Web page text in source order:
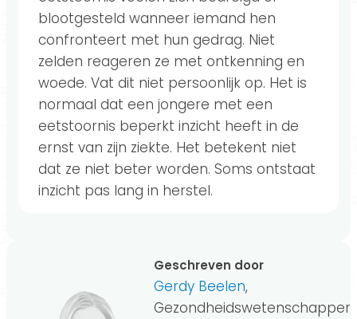
blootgesteld wanneer iemand hen
confronteert met hun gedrag. Niet
zelden reageren ze met ontkenning en
woede. Vat dit niet persoonlijk op. Het is
normaal dat een jongere met een
eetstoornis beperkt inzicht heeft in de
ernst van zijn ziekte. Het betekent niet
dat ze niet beter worden. Soms ontstaat
inzicht pas lang in herstel.
Geschreven door
Gerdy Beelen,
Gezondheidswetenschapper